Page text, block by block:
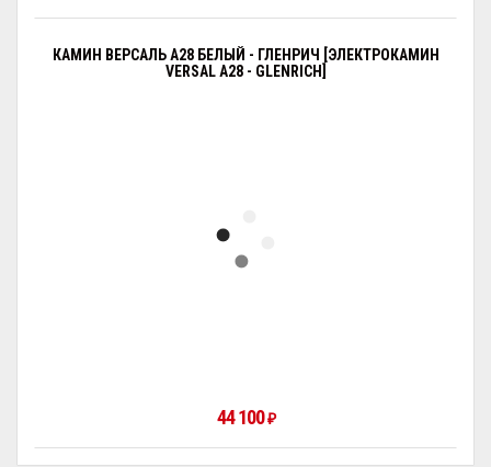
КАМИН ВЕРСАЛЬ A28 БЕЛЫЙ - ГЛЕНРИЧ [ЭЛЕКТРОКАМИН
VERSAL А28 - GLENRICH]
44 100₽